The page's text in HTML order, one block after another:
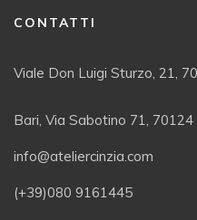
CONTATTI
Viale Don Luigi Sturzo, 21,
Bari, Via Sabotino 71, 70124
info@ateliercinzia.com
(+39)080 9161445